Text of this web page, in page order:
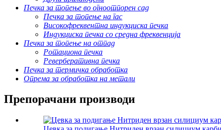
Печка за топење во огноотпорен сад
Печка за топење на гас
Високофреквентна индукциска печка
Индукциска печка со средна фреквенција
Печка за топење на отпад
Ротациона печка
Реверберативна печка
Печка за термичка обработка
Опрема за обработка на метали
Препорачани производи